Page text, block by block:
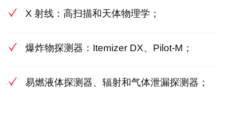
X 射线：高扫描和天体物理学；
爆炸物探测器：Itemizer DX、Pilot-M；
易燃液体探测器、辐射和气体泄漏探测器；